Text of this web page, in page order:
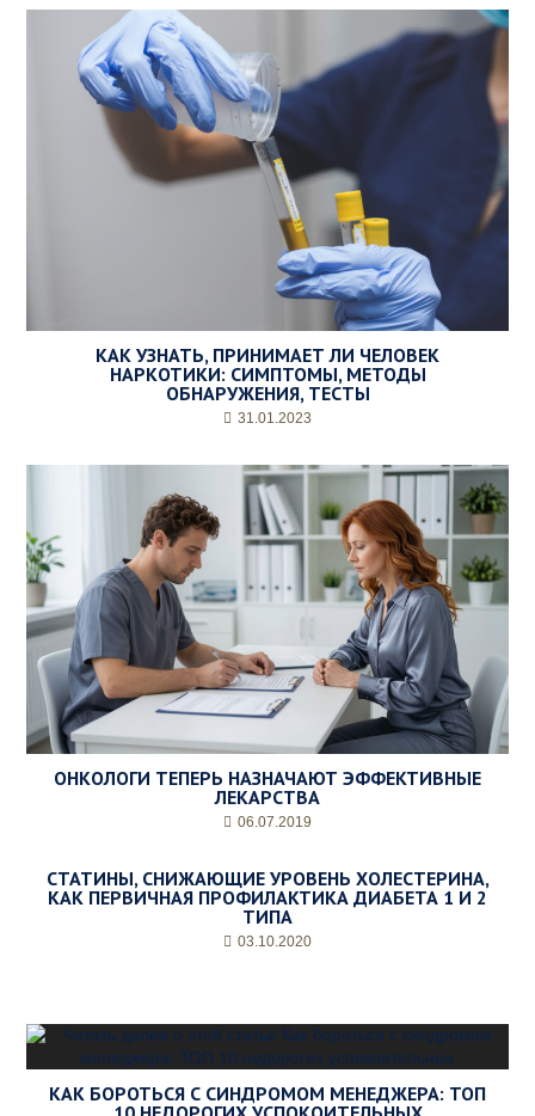
КАК УЗНАТЬ, ПРИНИМАЕТ ЛИ ЧЕЛОВЕК
НАРКОТИКИ: СИМПТОМЫ, МЕТОДЫ
ОБНАРУЖЕНИЯ, ТЕСТЫ
31.01.2023
ОНКОЛОГИ ТЕПЕРЬ НАЗНАЧАЮТ ЭФФЕКТИВНЫЕ
ЛЕКАРСТВА
06.07.2019
СТАТИНЫ, СНИЖАЮЩИЕ УРОВЕНЬ ХОЛЕСТЕРИНА,
КАК ПЕРВИЧНАЯ ПРОФИЛАКТИКА ДИАБЕТА 1 И 2
ТИПА
03.10.2020
КАК БОРОТЬСЯ С СИНДРОМОМ МЕНЕДЖЕРА: ТОП